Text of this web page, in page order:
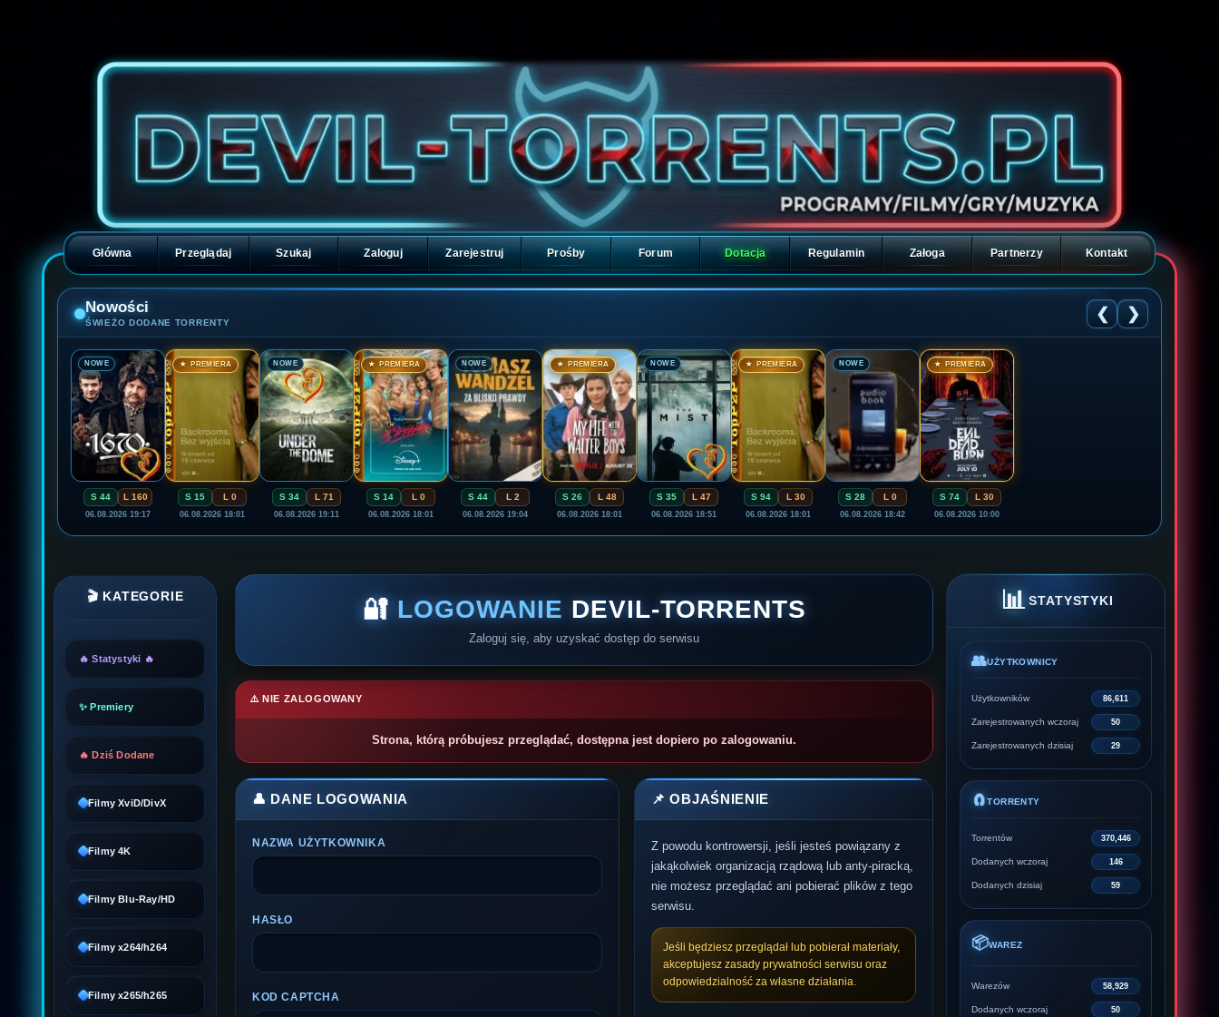
Główna Przeglądaj Szukaj Zaloguj Zarejestruj Prośby Forum Dotacja Regulamin Załoga Partnerzy Kontakt
Nowości
ŚWIEŻO DODANE TORRENTY ❮ ❯
🎬NOWE
S 44 L 160
06.08.2026 19:17
🎬★ PREMIERA
S 15 L 0
06.08.2026 18:01
🎬NOWE
S 34 L 71
06.08.2026 19:11
🎬★ PREMIERA
S 14 L 0
06.08.2026 18:01
🎬NOWE
S 44 L 2
06.08.2026 19:04
🎬★ PREMIERA
S 26 L 48
06.08.2026 18:01
🎬NOWE
S 35 L 47
06.08.2026 18:51
🎬★ PREMIERA
S 94 L 30
06.08.2026 18:01
🎬NOWE
S 28 L 0
06.08.2026 18:42
🎬★ PREMIERA
S 74 L 30
06.08.2026 10:00
🎬 KATEGORIE
🔥 Statystyki 🔥
✨ Premiery
🔥 Dziś Dodane
Filmy XviD/DivX
Filmy 4K
Filmy Blu-Ray/HD
Filmy x264/h264
Filmy x265/h265
📊 STATYSTYKI
👥UŻYTKOWNICY
Użytkowników 86,611
Zarejestrowanych wczoraj 50
Zarejestrowanych dzisiaj 29
🧲TORRENTY
Torrentów 370,446
Dodanych wczoraj 146
Dodanych dzisiaj 59
📦WAREZ
Warezów 58,929
Dodanych wczoraj 50
🔐 LOGOWANIE DEVIL-TORRENTS
Zaloguj się, aby uzyskać dostęp do serwisu
⚠️ NIE ZALOGOWANY
Strona, którą próbujesz przeglądać, dostępna jest dopiero po zalogowaniu.
👤 DANE LOGOWANIA
NAZWA UŻYTKOWNIKA
HASŁO
KOD CAPTCHA
📌 OBJAŚNIENIE
Z powodu kontrowersji, jeśli jesteś powiązany z
jakąkolwiek organizacją rządową lub anty-piracką,
nie możesz przeglądać ani pobierać plików z tego
serwisu.
Jeśli będziesz przeglądał lub pobierał materiały,
akceptujesz zasady prywatności serwisu oraz
odpowiedzialność za własne działania.